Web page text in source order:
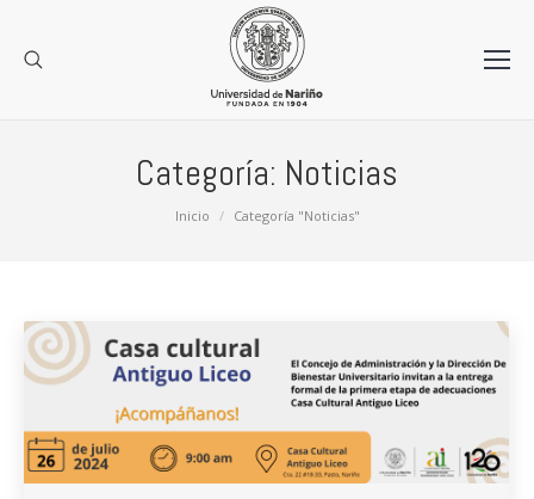
Categoría: Noticias
Inicio Categoría "Noticias"